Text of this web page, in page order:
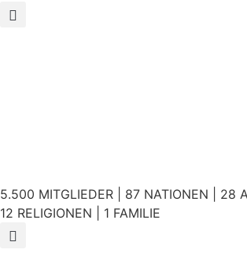
5.500 MITGLIEDER | 87 NATIONEN | 28
12 RELIGIONEN | 1 FAMILIE